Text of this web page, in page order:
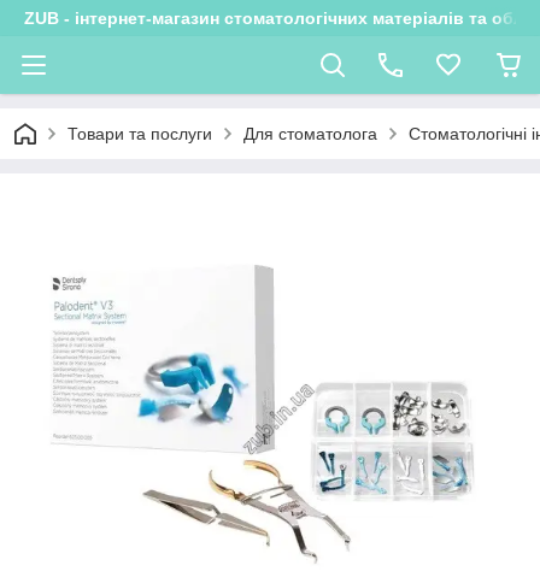
ZUB - інтернет-магазин стоматологічних матеріалів та
Товари та послуги Для стоматолога Стоматологічні